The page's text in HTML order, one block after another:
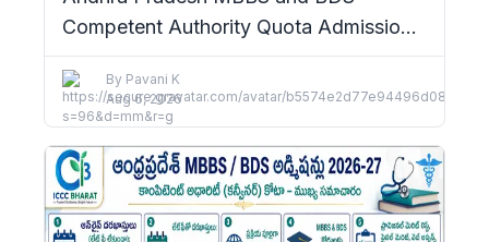
Competent Authority Quota Admissions
2026–27: Complete Details
By Pavani K
Aug 6, 2026